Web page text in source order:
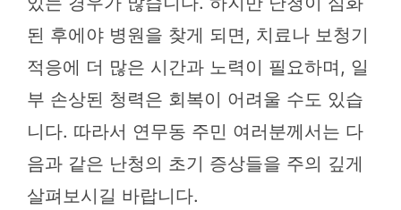
된 후에야 병원을 찾게 되면, 치료나 보청기
적응에 더 많은 시간과 노력이 필요하며, 일
부 손상된 청력은 회복이 어려울 수도 있습
니다. 따라서 연무동 주민 여러분께서는 다
음과 같은 난청의 초기 증상들을 주의 깊게
살펴보시길 바랍니다.